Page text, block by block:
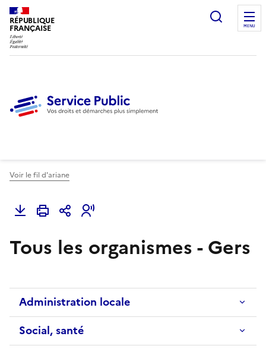
RÉPUBLIQUE
FRANÇAISE
Ouvrir
MENU
Voir le fil d'ariane
Tous les organismes - Gers
Administration locale
Social, santé